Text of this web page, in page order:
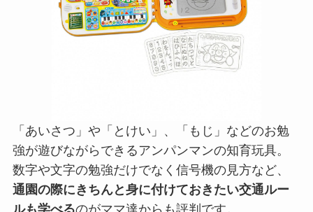
「あいさつ」や「とけい」、「もじ」などのお勉
強が遊びながらできるアンパンマンの知育玩具。
数字や文字の勉強だけでなく信号機の見方など、
通園の際にきちんと身に付けておきたい交通ルー
ルも学べるのがママ達からも評判です。